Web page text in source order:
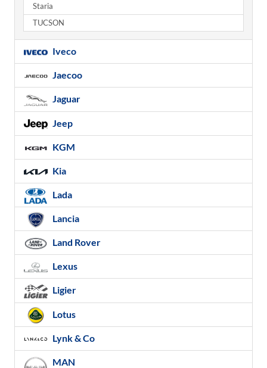
Staria
TUCSON
Iveco
Jaecoo
Jaguar
Jeep
KGM
Kia
Lada
Lancia
Land Rover
Lexus
Ligier
Lotus
Lynk & Co
MAN